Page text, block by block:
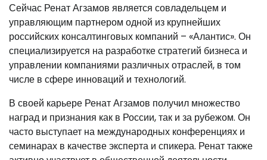
Сейчас Ренат Агзамов является совладельцем и
управляющим партнером одной из крупнейших
российских консалтинговых компаний – «Алантис». Он
специализируется на разработке стратегий бизнеса и
управлении компаниями различных отраслей, в том
числе в сфере инноваций и технологий.
В своей карьере Ренат Агзамов получил множество
наград и признания как в России, так и за рубежом. Он
часто выступает на международных конференциях и
семинарах в качестве эксперта и спикера. Ренат также